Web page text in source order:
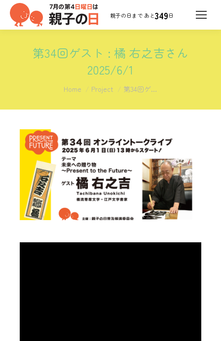
349日
第34回ゲスト : 橘 右之吉さん
2025/6/1
You are here:
Home Project 第34回ゲ…